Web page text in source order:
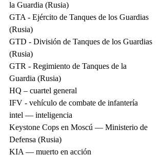
la Guardia (Rusia)
GTA - Ejército de Tanques de los Guardias
(Rusia)
GTD - División de Tanques de los Guardias
(Rusia)
GTR - Regimiento de Tanques de la
Guardia (Rusia)
HQ – cuartel general
IFV - vehículo de combate de infantería
intel — inteligencia
Keystone Cops en Moscú — Ministerio de
Defensa (Rusia)
KIA — muerto en acción